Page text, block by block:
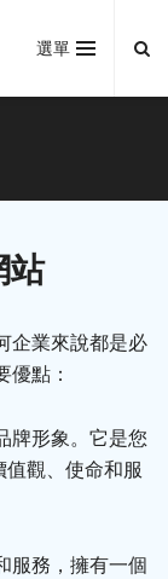
選單
站
企業來說都是必
點：
牌形象。它是您
值觀、使命和服
服務，擁有一個